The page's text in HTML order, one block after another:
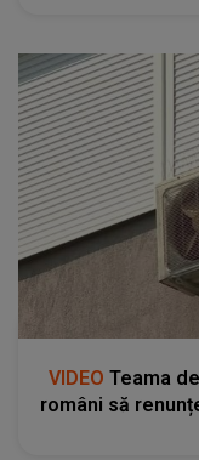
VIDEO Teama
români să